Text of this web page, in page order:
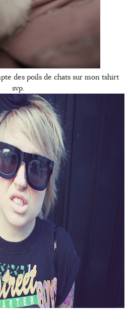
des poils de chats sur mon tshirt
svp.